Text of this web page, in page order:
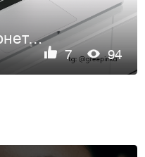
Сайт на tilda | Интернет-магазин | Дизайн сайта | Web Desing
7 94